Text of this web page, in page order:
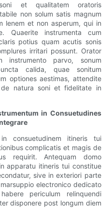
et qualitatem oratoris
non solum satis magnum
lenem et non asperum, qui in
Quaerite instrumenta cum
potius quam acutis sonis
irritari possunt. Orator
instrumento parvo, sonum
calida, quae sonitum
optiones aestimas, attendite
natura soni et fidelitate in
in Consuetudines
consuetudinem itineris tui
complicatis et magis de
requirit. Antequam domo
apparatu itineris tui constitue
sive in exteriori parte
electronico dedicato
periculum relinquendi
disponere post longum diem